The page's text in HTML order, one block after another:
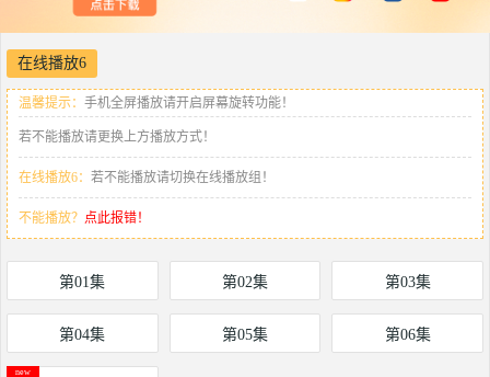
在线播放6
温馨提示： 手机全屏播放请开启屏幕旋转功能！
若不能播放请更换上方播放方式！
在线播放6： 若不能播放请切换在线播放组！
不能播放？ 点此报错！
第01集 第02集 第03集
第04集 第05集 第06集